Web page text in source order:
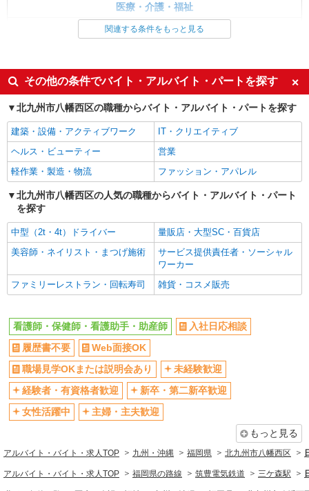
師【夜勤なし】
時給2000円〜2500円 ＜日払い有/週払い有/交
通費全支給(ガソリン代含む)＞
キープ 詳細を見る
派遣社員
株式会社kotrio /●FK-H-1981555
本城駅｜看護師さんのサポートスタッフ募集♪
時給1450円〜2062円 ＜日払い有/週払い有/交
キープ 詳細を見る
株式会社kotrio /●FK-H-2051334
≪北九州市八幡西区≫未経験・無資格から看護
時給1450円〜2062円 ＜日払い有/週払い有/交
通費全支給(ガソリン代含む)＞
北九州市八幡西区
キープ 詳細を見る
派遣社員
北九州市八幡西区＊看護助手(資格経験不問)募
時給1450円〜2062円 ＜日払い有/週払い有/交
医療・介護・福祉
看護師・保健師・看護助手・助産師
未経験歓迎
ミドル（40代～）活躍中
週2～3日勤務OK
深夜
交通費支給
社会保険あり
関連する条件をもっと見る
その他の条件でバイト・アルバイト・パートを探す
北九州市八幡西区の職種からバイト・アルバイト・パートを探す
建築・設備・アクティブワーク
IT・クリエイティブ
ヘルス・ビューティー
営業
軽作業・製造・物流
ファッション・アパレル
北九州市八幡西区の人気の職種からバイト・アルバイト・パート
を探す
中型（2t・4t）ドライバー
量販店・大型SC・百貨店
美容師・ネイリスト・まつげ施術
サービス提供責任者・ソーシャル
ワーカー
ファミリーレストラン・回転寿司
雑貨・コスメ販売
看護師・保健師・看護助手・助産師
入社日応相談
履歴書不要
Web面接OK
職場見学OKまたは説明会あり
未経験歓迎
経験者・有資格者歓迎
新卒・第二新卒歓迎
女性活躍中
主婦・主夫歓迎
もっと見る
アルバイト・バイト・求人TOP 九州・沖縄 福岡県 北九州市八幡西区
アルバイト・バイト・求人TOP 福岡県の路線 筑豊電気鉄道 三ケ森駅